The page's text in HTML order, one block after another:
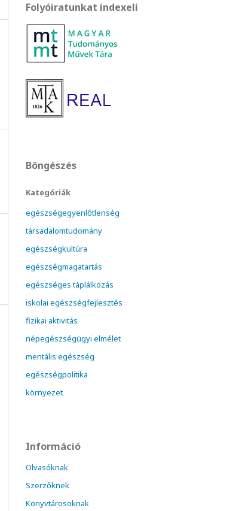
Folyóiratunkat indexeli
Böngészés
Kategóriák
egészségegyenlőtlenség
társadalomtudomány
egészségkultúra
egészségmagatartás
egészséges táplálkozás
iskolai egészségfejlesztés
fizikai aktivitás
népegészségügyi elmélet
mentális egészség
egészségpolitika
környezet
Információ
Olvasóknak
Szerzőknek
Könyvtárosoknak